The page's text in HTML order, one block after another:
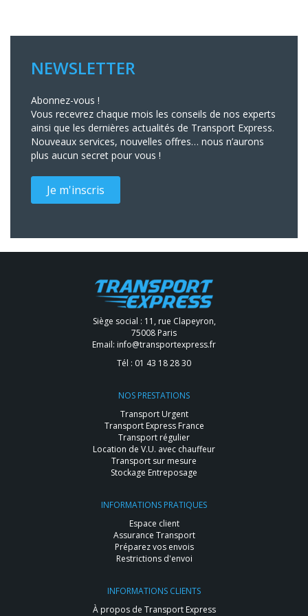
NEWSLETTER
Abonnez-vous !
Vous recevrez chaque mois les conseils de nos experts
ainsi que les dernières actualités de Transport Express.
Nouveaux services, nouvelles offres… nous n’aurons
plus aucun secret pour vous !
Je m'inscris
Siège social : 11, rue Clapeyron,
75008 Paris
Email: info@transportexpress.fr
Tél : 01 43 18 28 30
NOS PRESTATIONS
Transport Urgent
Transport Express France
Transport régulier
Location de V.U. avec chauffeur
Transport sur mesure
Stockage Entreposage
INFORMATIONS PRATIQUES
Espace client
Assurance Transport
Préparez vos envois
Restrictions d'envoi
INFORMATIONS CLIENTS
À propos de Transport Express